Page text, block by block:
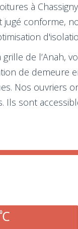
à
jugé
de l’Anah,
de
Nos ouvriers
sont